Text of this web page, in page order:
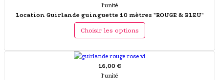
l'unité
Location Guirlande guinguette 10 mètres "ROUGE & BLEU"
Choisir les options
16,00 €
l'unité